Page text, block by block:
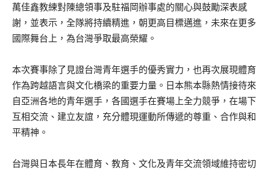
萬佳鑫教練對陳總領事及駐福岡辦事處的關心與鼓勵深表感
謝，並表示，全隊將持續精進，朝更高目標邁進，未來在更多
國際舞台上，為台灣爭取最高榮耀。
本次賽事除了見證台灣青年選手的優秀實力，也再次展現體育
作為跨越語言與文化橋梁的重要力量。日本熊本縣熱情接待來
自亞洲各地的青年選手，各國選手在賽場上全力競爭，在場下
互相交流、建立友誼，充分體現運動所傳遞的尊重、合作與和
平精神。
台灣與日本長年在體育、教育、文化及青年交流領域維持密切